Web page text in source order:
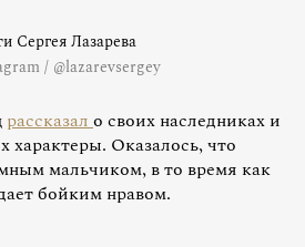
Сергея Лазарева
/ @lazarevsergey
рассказало своих наследниках и
характеры. Оказалось, что
мальчиком, в то время как
бойким нравом.